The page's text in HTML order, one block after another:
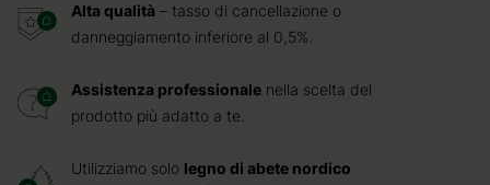
Alta qualità – tasso di cancellazione o
danneggiamento inferiore al 0,5%.
Assistenza professionale nella scelta del
prodotto più adatto a te.
Utilizziamo solo legno di abete nordico